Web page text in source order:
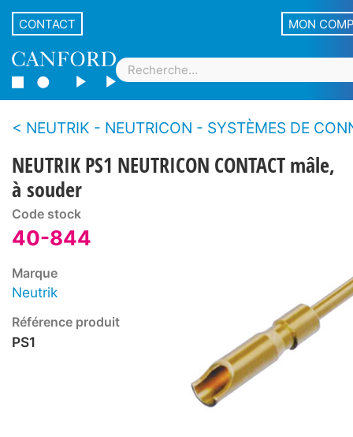
CONTACT MON
NEUTRIK - NEUTRICON - SYSTÈMES DE CONNEXION MULTIBROCHE
NEUTRIK PS1 NEUTRICON CONTACT mâle,
à souder
Code stock
40-844
Marque
Neutrik
Référence produit
PS1